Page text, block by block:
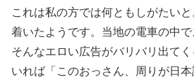
これは私の方では何ともしがたい
着いたようです。当地の電車の中で
そんなエロい広告がバリバリ出て
いれば「このおっさん、周りが日